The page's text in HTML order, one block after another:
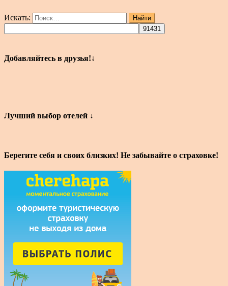
Искать: Найти
Добавляйтесь в друзья!↓
Лучший выбор отелей ↓
Берегите себя и своих близких! Не забывайте о страховке!